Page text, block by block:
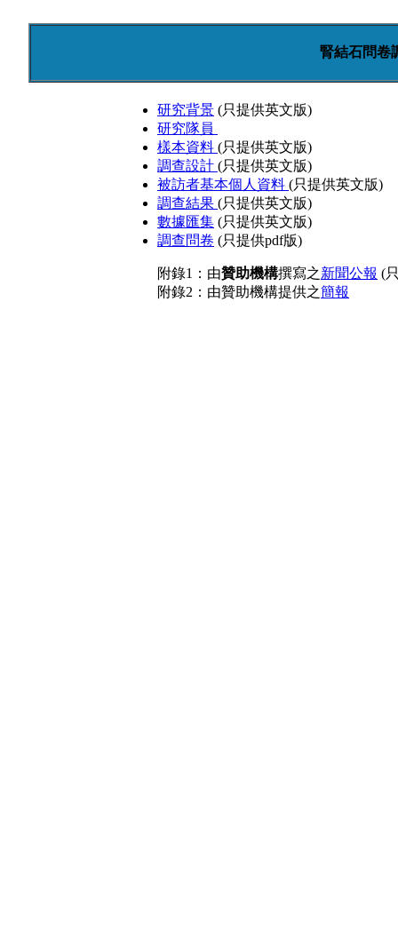
腎結石問卷
研究背景 (只提供英文版)
研究隊員
樣本資料 (只提供英文版)
調查設計 (只提供英文版)
被訪者基本個人資料 (只提供英文版)
調查結果 (只提供英文版)
數據匯集 (只提供英文版)
調查問卷 (只提供pdf版)
附錄1：由贊助機構撰寫之新聞公報 (
附錄2：由贊助機構提供之簡報